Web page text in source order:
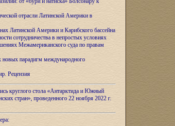
отрасли Латинской Америки в
Латинской Америки и Карибского бассейна
сотрудничества в непростых условиях
Межамериканского суда по правам
парадигм международного
Рецензия
круглого стола «Антарктида и Южный
стран», проведенного 22 ноября 2022 г.